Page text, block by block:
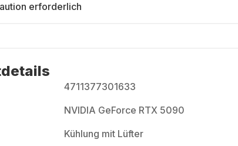
erforderlich
4711377301633
NVIDIA GeForce RTX 5090
Kühlung mit Lüfter